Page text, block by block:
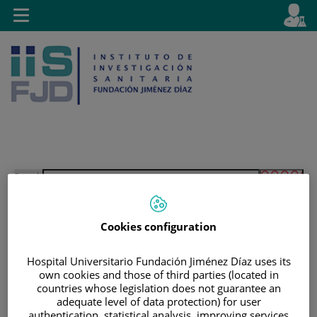
Jump to content
Jump
Language
Active
en
Search
Toggle
navigation
Cookies configuration
Hospital Universitario Fundación Jiménez Díaz uses its
own cookies and those of third parties (located in
countries whose legislation does not guarantee an
adequate level of data protection) for user